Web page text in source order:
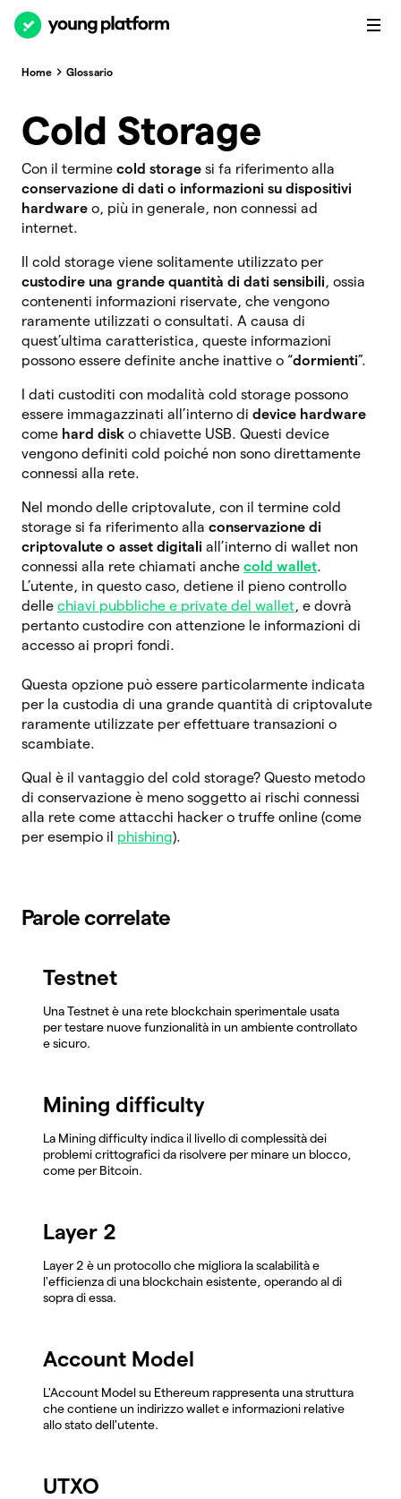
Home Glossario
Cold Storage
Con il termine cold storage si fa riferimento alla
conservazione di dati o informazioni su dispositivi
hardware o, più in generale, non connessi ad
internet.
Il cold storage viene solitamente utilizzato per
custodire una grande quantità di dati sensibili, ossia
contenenti informazioni riservate, che vengono
raramente utilizzati o consultati. A causa di
quest’ultima caratteristica, queste informazioni
possono essere definite anche inattive o “dormienti”.
I dati custoditi con modalità cold storage possono
essere immagazzinati all’interno di device hardware
come hard disk o chiavette USB. Questi device
vengono definiti cold poiché non sono direttamente
connessi alla rete.
Nel mondo delle criptovalute, con il termine cold
storage si fa riferimento alla conservazione di
criptovalute o asset digitali all’interno di wallet non
connessi alla rete chiamati anche cold wallet.
L’utente, in questo caso, detiene il pieno controllo
delle chiavi pubbliche e private del wallet, e dovrà
pertanto custodire con attenzione le informazioni di
accesso ai propri fondi.
Questa opzione può essere particolarmente indicata
per la custodia di una grande quantità di criptovalute
raramente utilizzate per effettuare transazioni o
scambiate.
Qual è il vantaggio del cold storage? Questo metodo
di conservazione è meno soggetto ai rischi connessi
alla rete come attacchi hacker o truffe online (come
per esempio il phishing).
Parole correlate
Testnet
Una Testnet è una rete blockchain sperimentale usata
per testare nuove funzionalità in un ambiente controllato
e sicuro.
Mining difficulty
La Mining difficulty indica il livello di complessità dei
problemi crittografici da risolvere per minare un blocco,
come per Bitcoin.
Layer 2
Layer 2 è un protocollo che migliora la scalabilità e
l'efficienza di una blockchain esistente, operando al di
sopra di essa.
Account Model
L'Account Model su Ethereum rappresenta una struttura
che contiene un indirizzo wallet e informazioni relative
allo stato dell'utente.
UTXO